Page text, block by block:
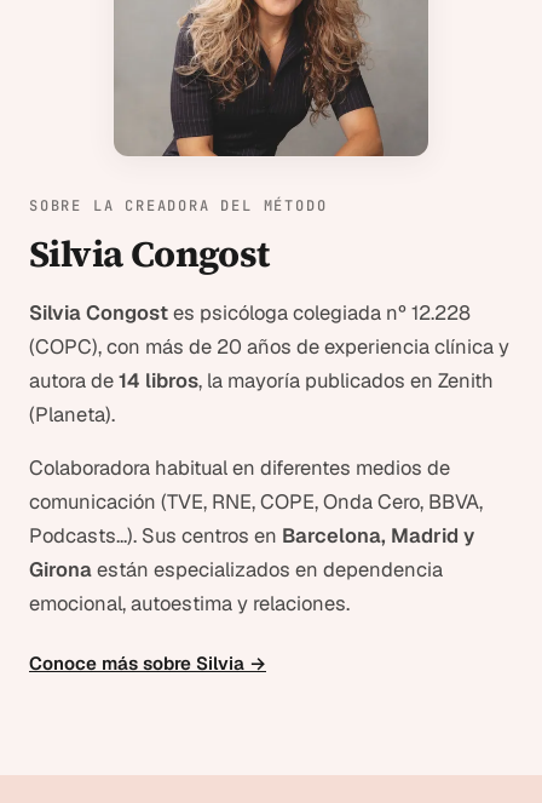
SOBRE LA CREADORA DEL MÉTODO
Silvia Congost
Silvia Congostes psicóloga colegiada nº 12.228
(COPC), con más de 20 años de experiencia clínica y
autora de14 libros, la mayoría publicados en Zenith
(Planeta).
Colaboradora habitual en diferentes medios de
comunicación (TVE, RNE, COPE, Onda Cero, BBVA,
Podcasts...). Sus centros en Barcelona, Madrid y
Gironaestán especializados en dependencia
emocional, autoestima y relaciones.
Conoce más sobre Silvia →